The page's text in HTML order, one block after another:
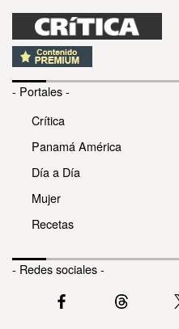
- Portales -
Crítica
Panamá América
Día a Día
Mujer
Recetas
- Redes sociales -